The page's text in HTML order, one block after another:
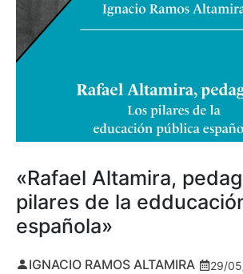
«Rafael Altamira,
pilares de la
española»
IGNACIO RAMOS ALTAMIRA 29/